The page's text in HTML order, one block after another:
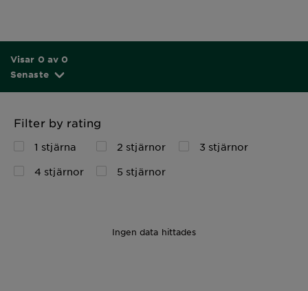
Visar 0 av 0
Senaste
Filter by rating
1 stjärna 2 stjärnor
3 stjärnor
4 stjärnor
5 stjärnor
Ingen data hittades